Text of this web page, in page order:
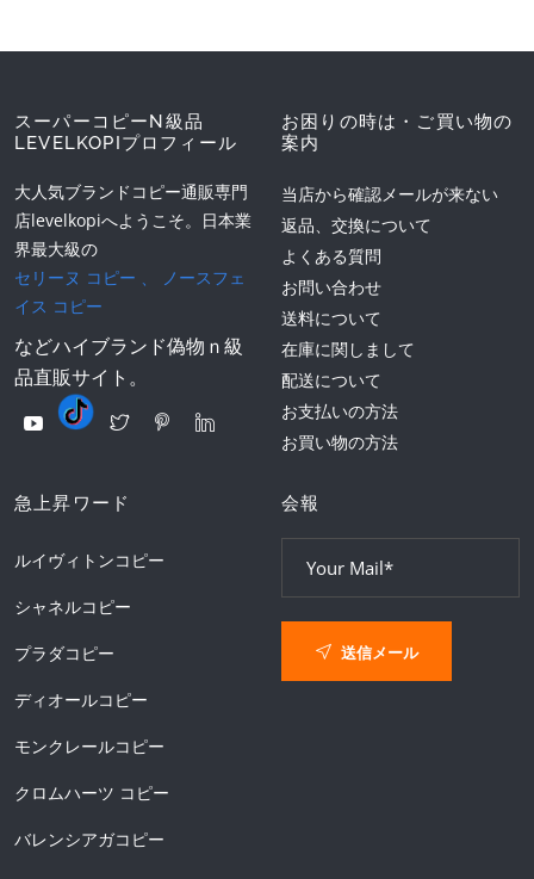
スーパーコピーN級品
LEVELKOPIプロフィール
大人気ブランドコピー通販専門
店levelkopiへようこそ。日本業
界最大級の
セリーヌ コピー 、
ノースフェ
イス コピー
などハイブランド偽物ｎ級
品直販サイト。
お困りの時は・ご買い物の
案内
当店から確認メールが来ない
返品、交換について
よくある質問
お問い合わせ
送料について
在庫に関しまして
配送について
お支払いの方法
お買い物の方法
急上昇ワード
ルイヴィトンコピー
シャネルコピー
プラダコピー
ディオールコピー
モンクレールコピー
クロムハーツ コピー
バレンシアガコピー
会報
送信メール